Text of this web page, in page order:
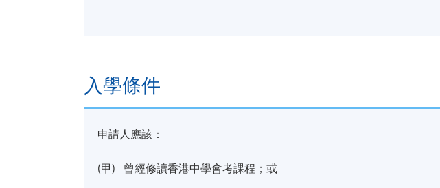
入學條件
申請人應該：
(甲) 曾經修讀香港中學會考課程；或